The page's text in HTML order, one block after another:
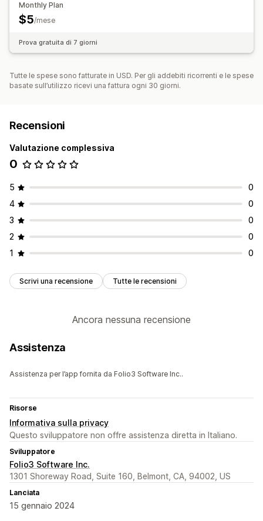
Monthly Plan
$5/mese
Prova gratuita di 7 giorni
Tutte le spese sono fatturate in USD. Per gli addebiti ricorrenti e le spese
basate sull’utilizzo ricevi una fattura ogni 30 giorni.
Recensioni
Valutazione complessiva
0
5
0
4
0
3
0
2
0
1
0
Scrivi una recensione Tutte le recensioni
Ancora nessuna recensione
Assistenza
Assistenza per l’app fornita da Folio3 Software Inc..
Risorse
Informativa sulla privacy
Questo sviluppatore non offre assistenza diretta in Italiano.
Sviluppatore
Folio3 Software Inc.
1301 Shoreway Road, Suite 160, Belmont, CA, 94002, US
Lanciata
15 gennaio 2024